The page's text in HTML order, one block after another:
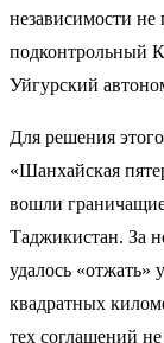
независимости не
подконтрольный
Уйгурский
Для решения
«Шанхайская
вошли
Таджикистан. За
удалось «отжать»
квадратных
тех соглашений